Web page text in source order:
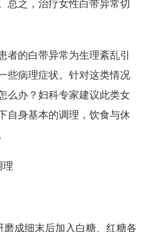
总之，治疗女性白带异常切
者的白带异常为生理紊乱引
些病理症状。针对这类情况
么办？妇科专家建议此类女
自身基本的调理，饮食与休
理
磨成细末后加入白糖、红糖各